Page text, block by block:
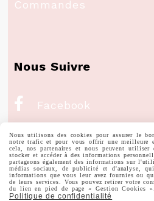
Commandes
Nous Suivre
 Facebook
Instagram
Pinterest
 Youtube
Nous utilisons des cookies pour assurer le
notre trafic et pour vous offrir une meilleure
cela, nos partenaires et nous peuvent utiliser
stocker et accéder à des informations
partageons également des informations sur
médias sociaux, de publicité et d'analyse,
informations que vous leur avez fournies ou
de leurs services. Vous pouvez retirer votre
du lien en pied de page « Gestion Cookies
Politique de confidentialité